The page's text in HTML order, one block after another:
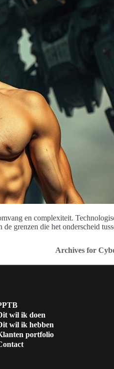
en complexiteit.
grenzen die het onderscheid
Archives for
wil ik doen
wil ik hebben
portfolio